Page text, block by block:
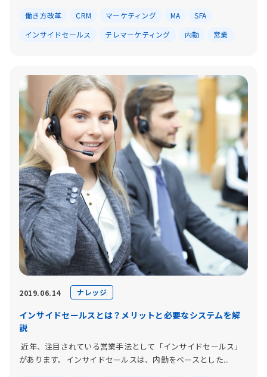
働き方改革 CRM マーケティング MA
SFA
インサイドセールス
テレマーケティング 内勤 営業
2019.06.14 ナレッジ
インサイドセールスとは？メリットと必要なシステムを解
説
近年、注目されている営業手法として「インサイドセールス」
があります。インサイドセールスは、内勤をベースとした...